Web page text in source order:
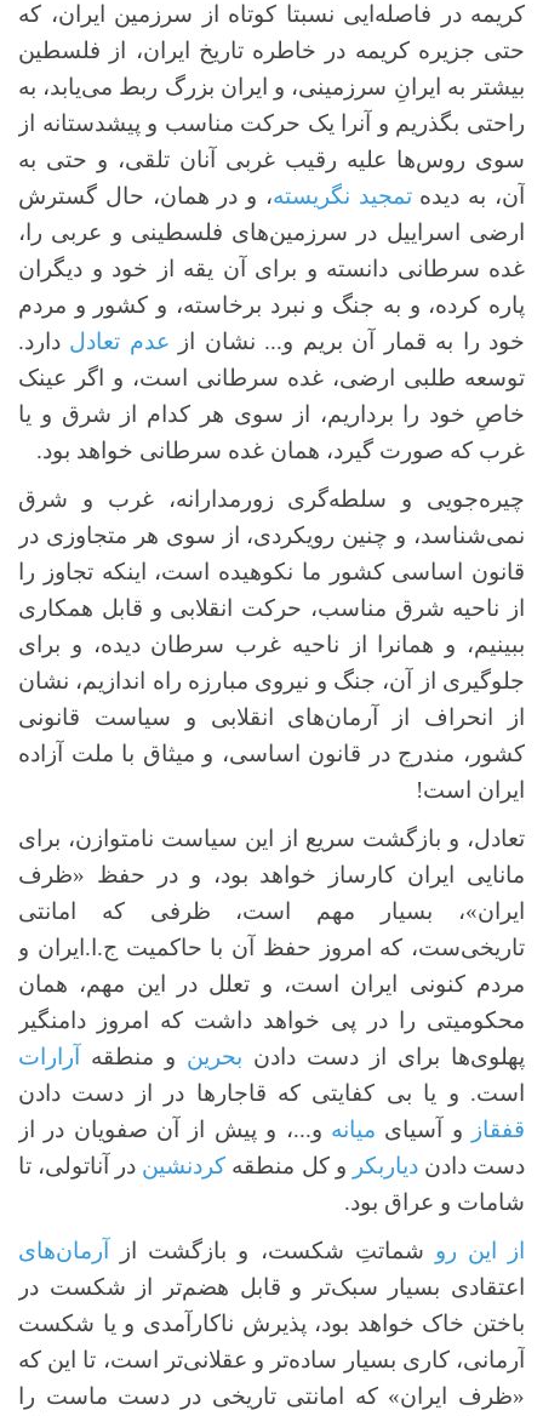
کریمه در فاصله‌ایی نسبتا کوتاه از سرزمین ایران، که
حتی جزیره کریمه در خاطره تاریخ ایران، از فلسطین
بیشتر به ایرانِ سرزمینی، و ایران بزرگ ربط می‌یابد، به
راحتی بگذریم و آنرا یک حرکت مناسب و پیشدستانه از
سوی روس‌ها علیه رقیب غربی آنان تلقی، و حتی به
آن، به دیدهتمجید نگریسته، و در همان، حال گسترش
ارضی اسراییل در سرزمین‌های فلسطینی و عربی را،
غده سرطانی دانسته و برای آن یقه از خود و دیگران
پاره کرده، و به جنگ و نبرد برخاسته، و کشور و مردم
خود را به قمار آن بریم و... نشان از عدم تعادل دارد.
توسعه طلبی ارضی، غده سرطانی است، و اگر عینک‌
خاصِ خود را برداریم، از سوی هر کدام از شرق و یا
غرب که صورت گیرد، همان غده سرطانی خواهد بود.
چیره‌جویی و سلطه‌گری زورمدارانه، غرب و شرق
نمی‌شناسد، و چنین رویکردی، از سوی هر متجاوزی در
قانون اساسی کشور ما نکوهیده است، اینکه تجاوز را
از ناحیه شرق مناسب، حرکت انقلابی و قابل همکاری
ببینیم، و همانرا از ناحیه غرب سرطان دیده، و برای
جلوگیری از آن، جنگ و نیروی مبارزه راه اندازیم، نشان
از انحراف از آرمان‌های انقلابی و سیاست قانونی
کشور، مندرج در قانون اساسی، و میثاق با ملت آزاده
ایران است!
تعادل، و بازگشت سریع از این سیاست نامتوازن، برای
مانایی ایران کارساز خواهد بود، و در حفظ «ظرف
ایران»، بسیار مهم است، ظرفی که امانتی
تاریخی‌ست، که امروز حفظ آن با حاکمیت ج.ا.ایران و
مردم کنونی ایران است، و تعلل در این مهم، همان
محکومیتی را در پی خواهد داشت که امروز دامنگیر
پهلوی‌ها برای از دست دادن بحرین و منطقه
آرارات
است. و یا بی کفایتی که قاجارها در از دست دادن
قفقاز
و آسیای میانه و...، و پیش از آن صفویان در از
دست دادندیاربکر و کل منطقه کردنشین در آناتولی، تا
شامات و عراق بود.
از این رو شماتتِ شکست، و بازگشت از
آرمان‌های
اعتقادی بسیار سبک‌تر و قابل هضم‌تر از شکست در
باختن خاک خواهد بود، پذیرش ناکارآمدی و یا شکست
آرمانی، کاری بسیار ساده‌تر و عقلانی‌تر است، تا این که
«ظرف ایران» که امانتی تاریخی در دست ماست را